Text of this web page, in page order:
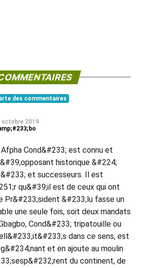
des commentaires
octobre 2019
Cond&#233; est connu et
historique &#224;
et successeurs. Il est
qu&#39;il est de ceux qui ont
Pr&#233;sident &#233;lu fasse un
une seule fois, soit deux mandats
Cond&#233; tripatouille ou
dans ce sens, est
et en ajoute au moulin
du continent, de